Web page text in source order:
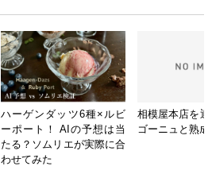
ハーゲンダッツ6種×ルビ
ーポート！ AIの予想は当
たる？ソムリエが実際に合
わせてみた
相模屋本店を
ゴーニュと熟